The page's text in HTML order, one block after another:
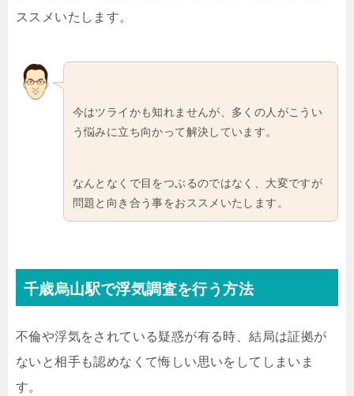
ススメいたします。
今はツライかも知れませんが、多くの人がこうい
う悩みに立ち向かって解決しています。
なんとなくで目をつぶるのではなく、大変ですが
問題と向き合う事をおススメいたします。
千歳烏山駅で浮気調査を行う方法
不倫や浮気をされている疑惑が有る時、結局は証拠が
ないと相手も認めなくて悔しい思いをしてしまいま
す。